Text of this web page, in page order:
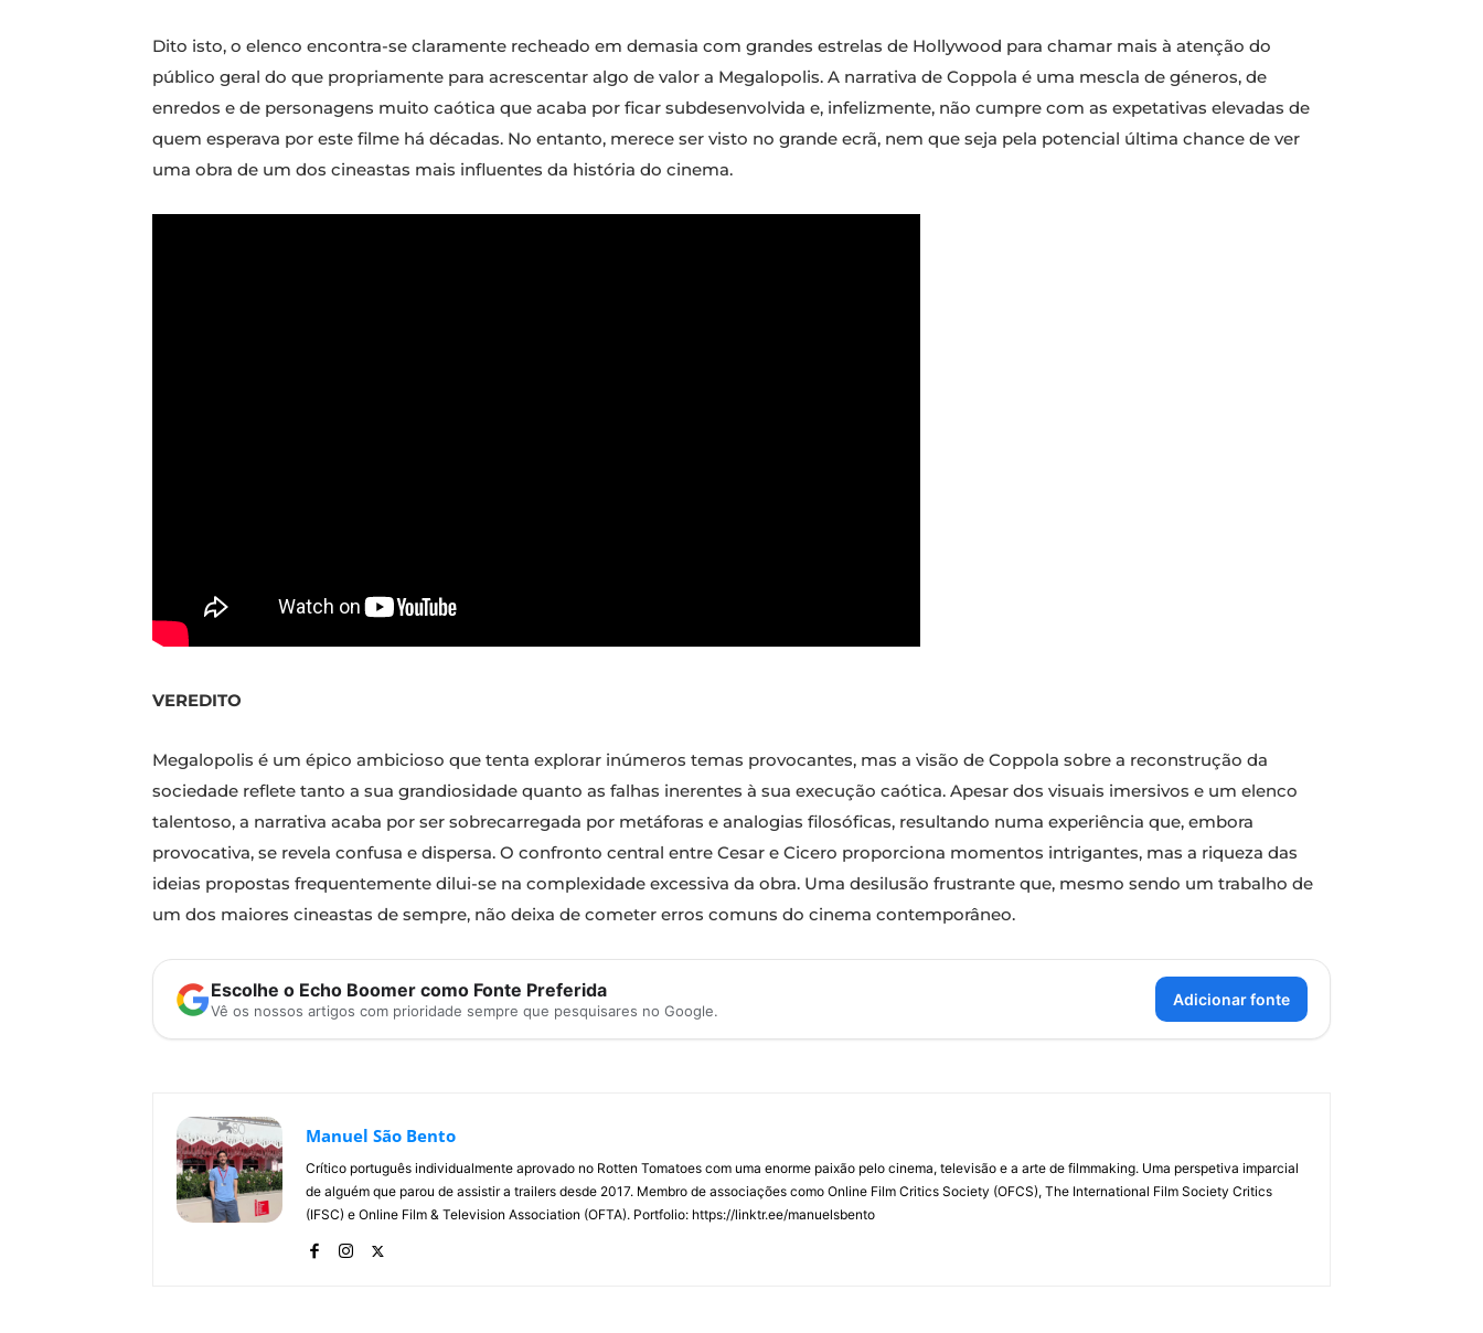
Dito isto, o elenco encontra-se claramente recheado em demasia com grandes estrelas de Hollywood para chamar mais à atenção do
público geral do que propriamente para acrescentar algo de valor a Megalopolis. A narrativa de Coppola é uma mescla de géneros, de
enredos e de personagens muito caótica que acaba por ficar subdesenvolvida e, infelizmente, não cumpre com as expetativas elevadas de
quem esperava por este filme há décadas. No entanto, merece ser visto no grande ecrã, nem que seja pela potencial última chance de ver
uma obra de um dos cineastas mais influentes da história do cinema.
VEREDITO
Megalopolis é um épico ambicioso que tenta explorar inúmeros temas provocantes, mas a visão de Coppola sobre a reconstrução da
sociedade reflete tanto a sua grandiosidade quanto as falhas inerentes à sua execução caótica. Apesar dos visuais imersivos e um elenco
talentoso, a narrativa acaba por ser sobrecarregada por metáforas e analogias filosóficas, resultando numa experiência que, embora
provocativa, se revela confusa e dispersa. O confronto central entre Cesar e Cicero proporciona momentos intrigantes, mas a riqueza das
ideias propostas frequentemente dilui-se na complexidade excessiva da obra. Uma desilusão frustrante que, mesmo sendo um trabalho de
um dos maiores cineastas de sempre, não deixa de cometer erros comuns do cinema contemporâneo.
Escolhe o Echo Boomer como Fonte Preferida
Vê os nossos artigos com prioridade sempre que pesquisares no Google.
Adicionar fonte
Manuel São Bento
Crítico português individualmente aprovado no Rotten Tomatoes com uma enorme paixão pelo cinema, televisão e a arte de filmmaking. Uma perspetiva imparcial
de alguém que parou de assistir a trailers desde 2017. Membro de associações como Online Film Critics Society (OFCS), The International Film Society Critics
(IFSC) e Online Film & Television Association (OFTA). Portfolio: https://linktr.ee/manuelsbento